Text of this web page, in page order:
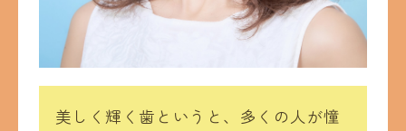
美しく輝く歯というと、多くの人が憧